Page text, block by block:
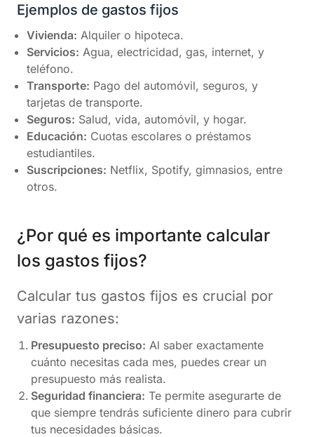
Ejemplos de gastos fijos
Vivienda: Alquiler o hipoteca.
Servicios: Agua, electricidad, gas, internet, y
teléfono.
Transporte: Pago del automóvil, seguros, y
tarjetas de transporte.
Seguros: Salud, vida, automóvil, y hogar.
Educación: Cuotas escolares o préstamos
estudiantiles.
Suscripciones: Netflix, Spotify, gimnasios, entre
otros.
¿Por qué es importante calcular
los gastos fijos?
Calcular tus gastos fijos es crucial por
varias razones:
Presupuesto preciso: Al saber exactamente
cuánto necesitas cada mes, puedes crear un
presupuesto más realista.
Seguridad financiera: Te permite asegurarte de
que siempre tendrás suficiente dinero para cubrir
tus necesidades básicas.